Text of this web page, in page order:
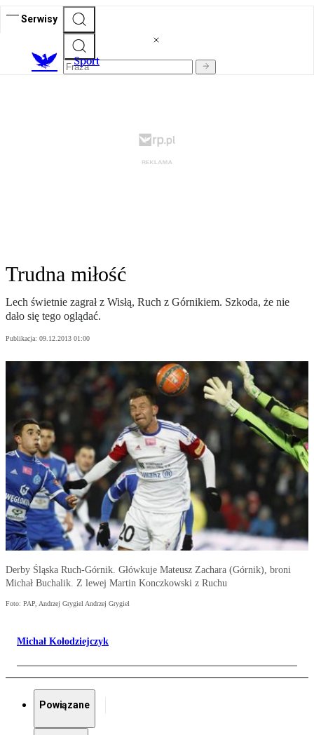
Serwisy
Sport
Trudna miłość
Lech świetnie zagrał z Wisłą, Ruch z Górnikiem. Szkoda, że nie
dało się tego oglądać.
Publikacja: 09.12.2013 01:00
Derby Śląska Ruch-Górnik. Główkuje Mateusz Zachara (Górnik), broni
Michał Buchalik. Z lewej Martin Konczkowski z Ruchu
Foto: PAP, Andrzej Grygiel Andrzej Grygiel
Michał Kołodziejczyk
Powiązane